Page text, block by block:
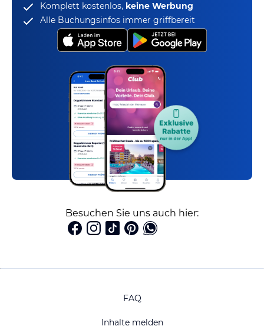
Komplett kostenlos, keine Werbung
Alle Buchungsinfos immer griffbereit
Besuchen Sie uns auch hier:
FAQ
Inhalte melden